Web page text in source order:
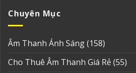
Chuyên Mục
Âm Thanh Ánh Sáng(158)
Cho Thuê Âm Thanh Giá Rẻ(55)